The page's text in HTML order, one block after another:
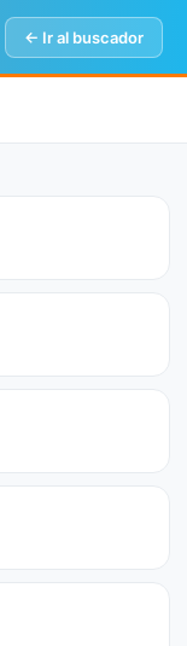
← Ir al buscador